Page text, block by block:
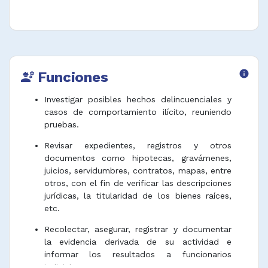
engineering Funciones info
Investigar posibles hechos delincuenciales y
casos de comportamiento ilícito, reuniendo
pruebas.
Revisar expedientes, registros y otros
documentos como hipotecas, gravámenes,
juicios, servidumbres, contratos, mapas, entre
otros, con el fin de verificar las descripciones
jurídicas, la titularidad de los bienes raíces,
etc.
Recolectar, asegurar, registrar y documentar
la evidencia derivada de su actividad e
informar los resultados a funcionarios